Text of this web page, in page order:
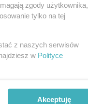
zgody użytkownika,
tylko na tej
z naszych serwisów
w Polityce
Akceptuję